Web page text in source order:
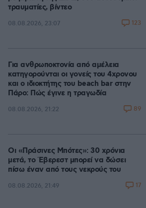
τραυματίες, βίντεο
08.08.2026, 23:07 123
Για ανθρωποκτονία από αμέλεια
κατηγορούνται οι γονείς του 4χρονου
και ο ιδιοκτήτης του beach bar στην
Πάρο: Πώς έγινε η τραγωδία
08.08.2026, 21:22 89
Οι «Πράσινες Μπότες»: 30 χρόνια
μετά, το Έβερεστ μπορεί να δώσει
πίσω έναν από τους νεκρούς του
08.08.2026, 21:49 17